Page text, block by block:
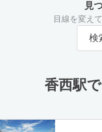
見
目線を変え
検
香西駅